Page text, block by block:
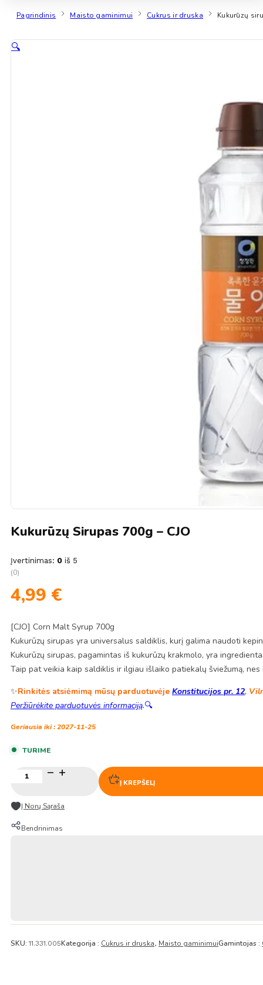
Pagrindinis Maisto gaminimui Cukrus ir druska Kukurūzų
🔍
Kukurūzų Sirupas 700g – CJO
Įvertinimas: 0 iš 5
(0)
4,99 €
[CJO] Corn Malt Syrup 700g
Kukurūzų sirupas yra universalus saldiklis, kurį galima naudoti
Kukurūzų sirupas, pagamintas iš kukurūzų krakmolo, yra
Taip pat veikia kaip saldiklis ir ilgiau išlaiko patiekalų šviežumą, nes
✨Rinkitės atsiėmimą mūsų parduotuvėje Konstitucijos pr. 12,
Peržiūrėkite parduotuvės informaciją.🔍
Geriausia iki : 2027-11-25
TURIME
kiekis:
sirupas
700g
–
Į KREPŠELĮ
Į Norų Sąraša
Bendrinimas
SKU: 11.331.005Kategorija : Cukrus ir druska, Maisto gaminimuiGamintojas :